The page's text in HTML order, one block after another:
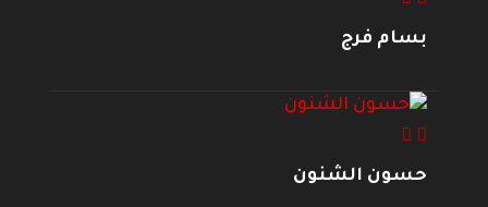
بسام فرج
حسون الشنون